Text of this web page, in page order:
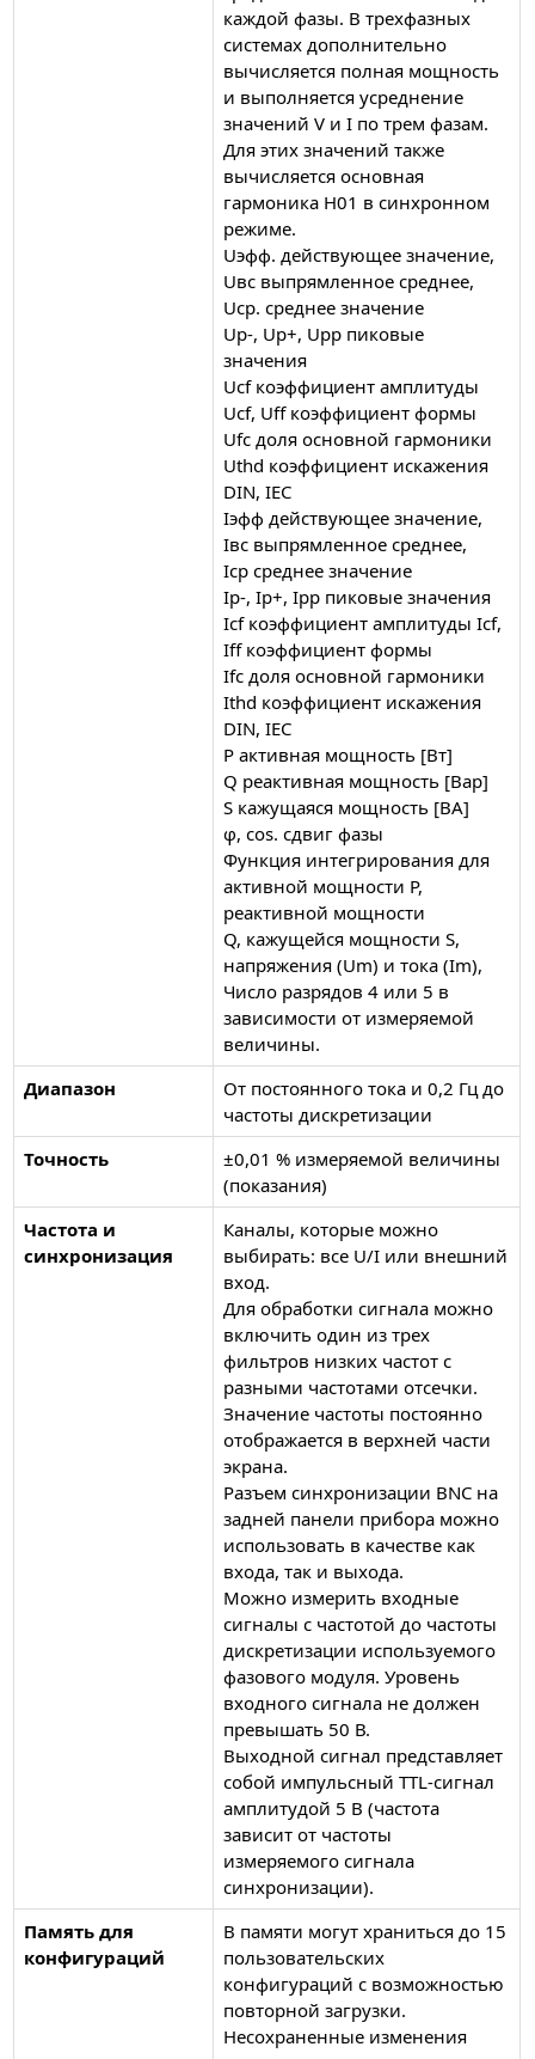
каждой фазы. В трехфазных
системах дополнительно
вычисляется полная мощность
и выполняется усреднение
значений V и I по трем фазам.
Для этих значений также
вычисляется основная
гармоника H01 в синхронном
режиме.
Uэфф. действующее значение,
Uвс выпрямленное среднее,
Uср. среднее значение
Up-, Up+, Upp пиковые
значения
Ucf коэффициент амплитуды
Ucf, Uff коэффициент формы
Ufc доля основной гармоники
Uthd коэффициент искажения
DIN, IEC
Iэфф действующее значение,
Iвс выпрямленное среднее,
Iср среднее значение
Ip-, Ip+, Ipp пиковые значения
Icf коэффициент амплитуды Icf,
Iff коэффициент формы
Ifc доля основной гармоники
Ithd коэффициент искажения
DIN, IEC
P активная мощность [Вт]
Q реактивная мощность [Вар]
S кажущаяся мощность [ВА]
φ, cos. сдвиг фазы
Функция интегрирования для
активной мощности P,
реактивной мощности
Q, кажущейся мощности S,
напряжения (Um) и тока (Im),
Число разрядов 4 или 5 в
зависимости от измеряемой
величины.
Диапазон
От постоянного тока и 0,2 Гц до
частоты дискретизации
Точность
±0,01 % измеряемой величины
(показания)
Частота и
синхронизация
Каналы, которые можно
выбирать: все U/I или внешний
вход.
Для обработки сигнала можно
включить один из трех
фильтров низких частот с
разными частотами отсечки.
Значение частоты постоянно
отображается в верхней части
экрана.
Разъем синхронизации BNC на
задней панели прибора можно
использовать в качестве как
входа, так и выхода.
Можно измерить входные
сигналы с частотой до частоты
дискретизации используемого
фазового модуля. Уровень
входного сигнала не должен
превышать 50 В.
Выходной сигнал представляет
собой импульсный TTL-сигнал
амплитудой 5 В (частота
зависит от частоты
измеряемого сигнала
синхронизации).
Память для
конфигураций
В памяти могут храниться до 15
пользовательских
конфигураций с возможностью
повторной загрузки.
Несохраненные изменения